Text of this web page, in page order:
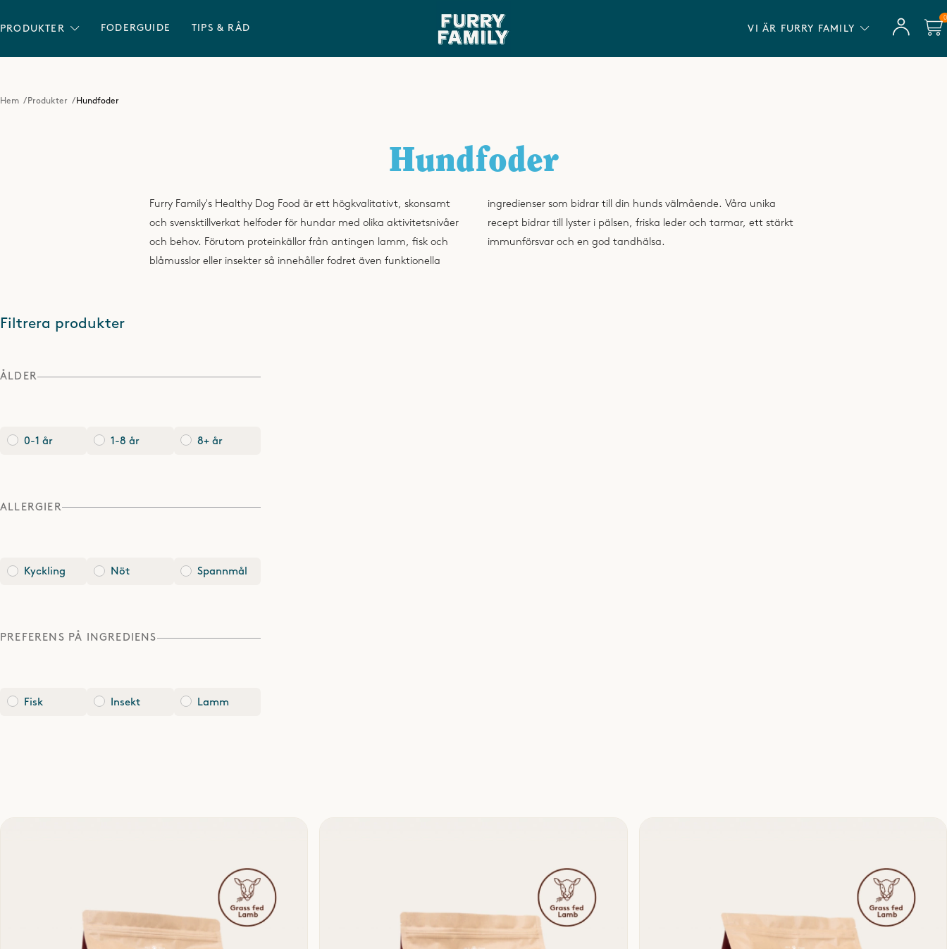
PRODUKTER FODERGUIDE TIPS & RÅD VI ÄR FURRY FAMILY
Hem / Produkter / Hundfoder
Hundfoder
Furry Family's Healthy Dog Food är ett högkvalitativt, skonsamt
och svensktillverkat helfoder för hundar med olika aktivitetsnivåer
och behov. Förutom proteinkällor från antingen lamm, fisk och
blåmusslor eller insekter så innehåller fodret även funktionella
ingredienser som bidrar till din hunds välmående. Våra unika
recept bidrar till lyster i pälsen, friska leder och tarmar, ett stärkt
immunförsvar och en god tandhälsa.
Filtrera produkter
ÅLDER
0-1 år 1-8 år 8+ år
ALLERGIER
Kyckling Nöt Spannmål
PREFERENS PÅ INGREDIENS
Fisk Insekt Lamm